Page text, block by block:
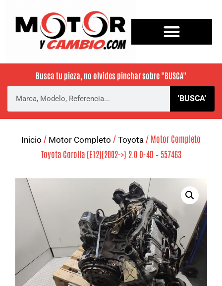
Busca tu pieza, no olvides pinchar sobre "BUSCA"
'BUSCA'
Inicio / Motor Completo / Toyota / Motor Completo
Toyota Corolla (E12)(2002->) 2.0 D-4D – 557463